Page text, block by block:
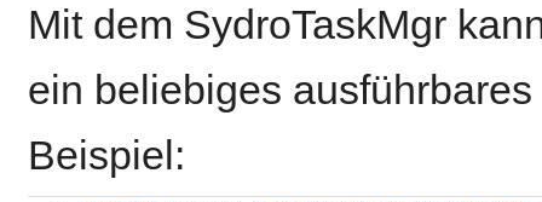
Mit dem SydroTaskMgr
ein beliebiges
Beispiel: